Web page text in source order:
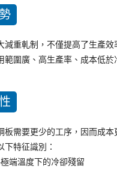
減重軋制，不僅提高了生產
範圍廣、高生產率、成本低於
板需要更少的工序，因而成
下特征識別：
端溫度下的冷卻殘留